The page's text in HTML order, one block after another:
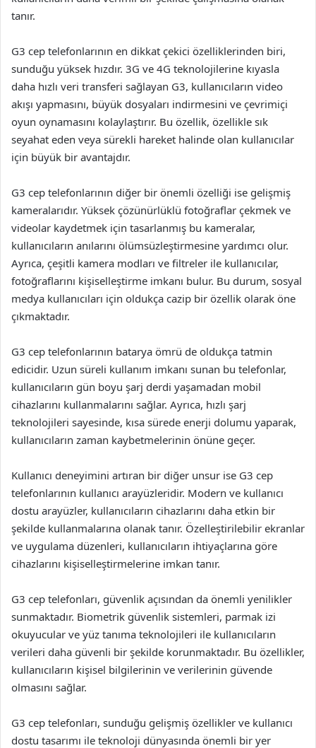
tanır.
G3 cep telefonlarının en dikkat çekici özelliklerinden biri,
sunduğu yüksek hızdır. 3G ve 4G teknolojilerine kıyasla
daha hızlı veri transferi sağlayan G3, kullanıcıların video
akışı yapmasını, büyük dosyaları indirmesini ve çevrimiçi
oyun oynamasını kolaylaştırır. Bu özellik, özellikle sık
seyahat eden veya sürekli hareket halinde olan kullanıcılar
için büyük bir avantajdır.
G3 cep telefonlarının diğer bir önemli özelliği ise gelişmiş
kameralarıdır. Yüksek çözünürlüklü fotoğraflar çekmek ve
videolar kaydetmek için tasarlanmış bu kameralar,
kullanıcıların anılarını ölümsüzleştirmesine yardımcı olur.
Ayrıca, çeşitli kamera modları ve filtreler ile kullanıcılar,
fotoğraflarını kişiselleştirme imkanı bulur. Bu durum, sosyal
medya kullanıcıları için oldukça cazip bir özellik olarak öne
çıkmaktadır.
G3 cep telefonlarının batarya ömrü de oldukça tatmin
edicidir. Uzun süreli kullanım imkanı sunan bu telefonlar,
kullanıcıların gün boyu şarj derdi yaşamadan mobil
cihazlarını kullanmalarını sağlar. Ayrıca, hızlı şarj
teknolojileri sayesinde, kısa sürede enerji dolumu yaparak,
kullanıcıların zaman kaybetmelerinin önüne geçer.
Kullanıcı deneyimini artıran bir diğer unsur ise G3 cep
telefonlarının kullanıcı arayüzleridir. Modern ve kullanıcı
dostu arayüzler, kullanıcıların cihazlarını daha etkin bir
şekilde kullanmalarına olanak tanır. Özelleştirilebilir ekranlar
ve uygulama düzenleri, kullanıcıların ihtiyaçlarına göre
cihazlarını kişiselleştirmelerine imkan tanır.
G3 cep telefonları, güvenlik açısından da önemli yenilikler
sunmaktadır. Biometrik güvenlik sistemleri, parmak izi
okuyucular ve yüz tanıma teknolojileri ile kullanıcıların
verileri daha güvenli bir şekilde korunmaktadır. Bu özellikler,
kullanıcıların kişisel bilgilerinin ve verilerinin güvende
olmasını sağlar.
G3 cep telefonları, sunduğu gelişmiş özellikler ve kullanıcı
dostu tasarımı ile teknoloji dünyasında önemli bir yer